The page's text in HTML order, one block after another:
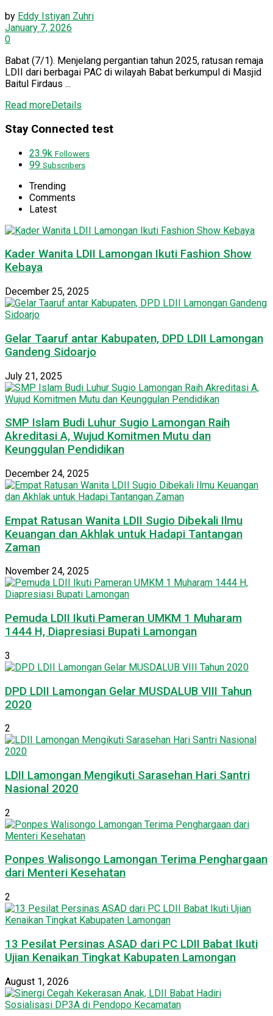
by Eddy Istiyan Zuhri
January 7, 2026
0
Babat (7/1). Menjelang pergantian tahun 2025, ratusan remaja
LDII dari berbagai PAC di wilayah Babat berkumpul di Masjid
Baitul Firdaus ...
Read moreDetails
Stay Connected test
23.9k Followers
99 Subscribers
Trending
Comments
Latest
Kader Wanita LDII Lamongan Ikuti Fashion Show
Kebaya
December 25, 2025
Gelar Taaruf antar Kabupaten, DPD LDII Lamongan
Gandeng Sidoarjo
July 21, 2025
SMP Islam Budi Luhur Sugio Lamongan Raih
Akreditasi A, Wujud Komitmen Mutu dan
Keunggulan Pendidikan
December 24, 2025
Empat Ratusan Wanita LDII Sugio Dibekali Ilmu
Keuangan dan Akhlak untuk Hadapi Tantangan
Zaman
November 24, 2025
Pemuda LDII Ikuti Pameran UMKM 1 Muharam
1444 H, Diapresiasi Bupati Lamongan
3
DPD LDII Lamongan Gelar MUSDALUB VIII Tahun
2020
2
LDII Lamongan Mengikuti Sarasehan Hari Santri
Nasional 2020
2
Ponpes Walisongo Lamongan Terima Penghargaan
dari Menteri Kesehatan
2
13 Pesilat Persinas ASAD dari PC LDII Babat Ikuti
Ujian Kenaikan Tingkat Kabupaten Lamongan
August 1, 2026